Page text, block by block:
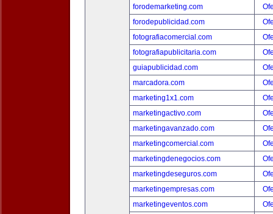
forodemarketing.com
forodepublicidad.com
fotografiacomercial.com
fotografiapublicitaria.com
guiapublicidad.com
marcadora.com
marketing1x1.com
marketingactivo.com
marketingavanzado.com
marketingcomercial.com
marketingdenegocios.com
marketingdeseguros.com
marketingempresas.com
marketingeventos.com